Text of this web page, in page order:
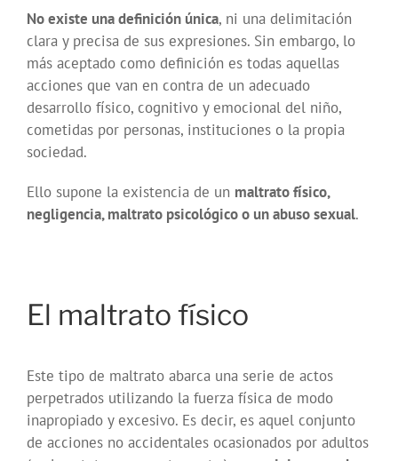
No existe una definición única, ni una delimitación
clara y precisa de sus expresiones. Sin embargo, lo
más aceptado como definición es todas aquellas
acciones que van en contra de un adecuado
desarrollo físico, cognitivo y emocional del niño,
cometidas por personas, instituciones o la propia
sociedad.
Ello supone la existencia de un maltrato físico,
negligencia, maltrato psicológico o un abuso sexual.
El maltrato físico
Este tipo de maltrato abarca una serie de actos
perpetrados utilizando la fuerza física de modo
inapropiado y excesivo. Es decir, es aquel conjunto
de acciones no accidentales ocasionados por adultos